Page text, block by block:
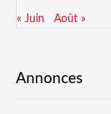
« Juin Août »
Annonces